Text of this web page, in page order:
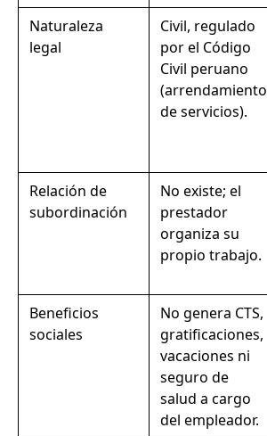
Naturaleza
legal
Civil, regulado
por el Código
Civil peruano
(arrendamiento
de servicios).
Relación de
subordinación
No existe; el
prestador
organiza su
propio trabajo.
Beneficios
sociales
No genera CTS,
gratificaciones,
vacaciones ni
seguro de
salud a cargo
del empleador.